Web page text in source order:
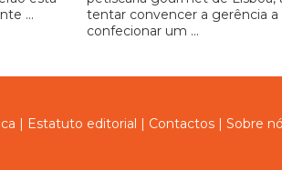
...
tentar convencer a gerência a
confecionar um ...
| Estatuto editorial | Contactos | Sobre